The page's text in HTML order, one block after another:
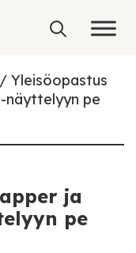
Yleisöopastus
näyttelyyn pe
ja
pe